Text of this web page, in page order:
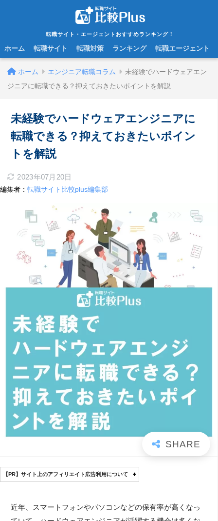
転職サイト・エージェントおすすめランキング！
ホーム 転職サイト 転職対策 ランキング 転職エージェント
ホーム エンジニア転職コラム
未経験でハードウェアエン
ジニアに転職できる？抑えておきたいポイントを解説
未経験でハードウェアエンジニアに
転職できる？抑えておきたいポイン
トを解説
2023年07月20日
編集者： 転職サイト比較plus編集部
【PR】サイト上のアフィリエイト広告利用について
近年、スマートフォンやパソコンなどの保有率が高くなっ